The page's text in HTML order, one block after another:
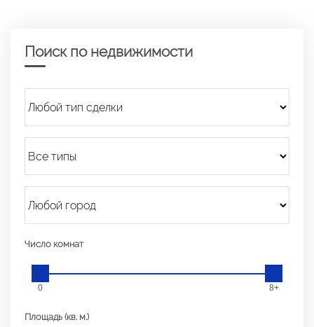
Поиск по недвижимости
Число комнат
0 8+
Площадь (кв. м.)